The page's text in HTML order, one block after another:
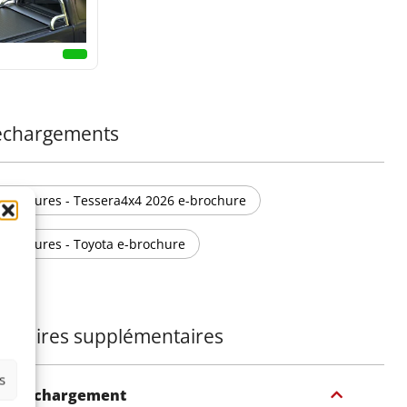
Brochures - Tessera4x4 2026 e-brochure
Brochures - Toyota e-brochure
supplémentaires
de chargement